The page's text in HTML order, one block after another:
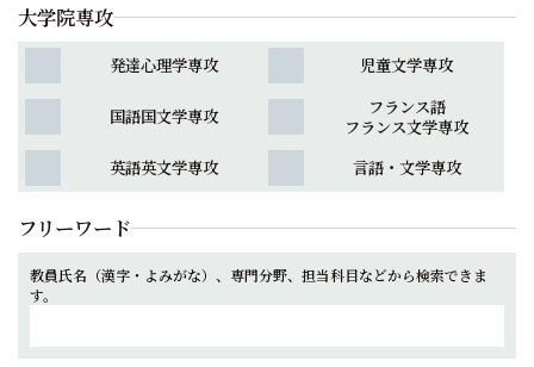
大学院専攻
発達心理学専攻 児童文学専攻
国語国文学専攻
フランス語
フランス文学専攻
英語英文学専攻
言語・文学専攻
フリーワード
教員氏名（漢字・よみがな）、専門分野、担当科目などから検索できま
す。